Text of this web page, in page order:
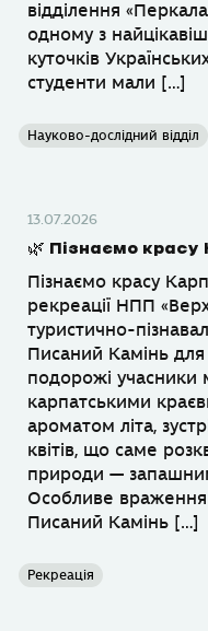
відділення
одному з
куточків
студенти мали […]
Науково-дослідний відділ
13.07.2026
🌿 Пізнаємо
Пізнаємо красу
рекреації НПП
туристично-
Писаний Камінь
подорожі учасники
карпатськими
ароматом літа,
квітів, що саме
природи —
Особливе враження
Писаний Камінь […]
Рекреація